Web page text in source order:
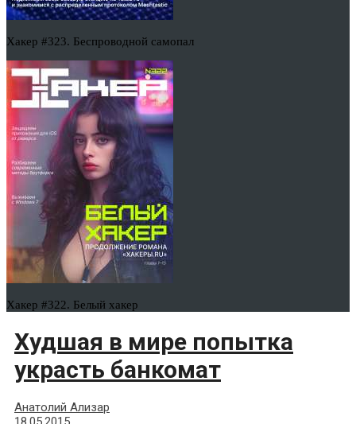
Хакер #323. Беспроводной самопал
Хакер #322. Белый хакер
Худшая в мире попытка
украсть банкомат
Анатолий Ализар